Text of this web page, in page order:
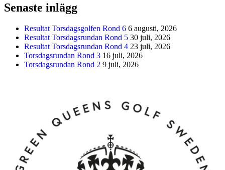
Senaste inlägg
Resultat Torsdagsgolfen Rond 6 6 augusti, 2026
Resultat Torsdagsrundan Rond 5 30 juli, 2026
Resultat Torsdagsrundan Rond 4 23 juli, 2026
Torsdagsrundan Rond 3 16 juli, 2026
Torsdagsrundan Rond 2 9 juli, 2026